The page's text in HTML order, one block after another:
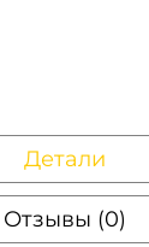
Детали
Отзывы (0)